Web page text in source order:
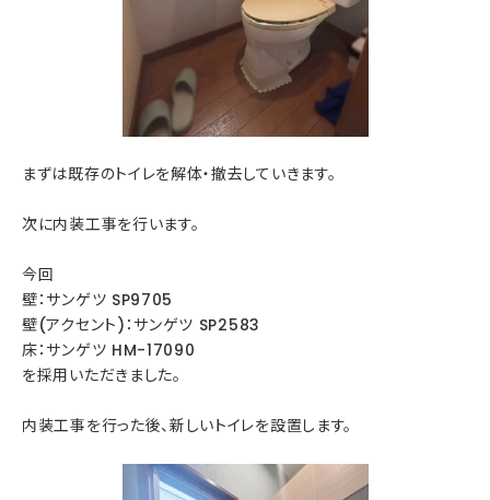
まずは既存のトイレを解体・撤去していきます。
次に内装工事を行います。
今回
壁：サンゲツ SP9705
壁(アクセント)：サンゲツ SP2583
床：サンゲツ HM-17090
を採用いただきました。
内装工事を行った後、新しいトイレを設置します。